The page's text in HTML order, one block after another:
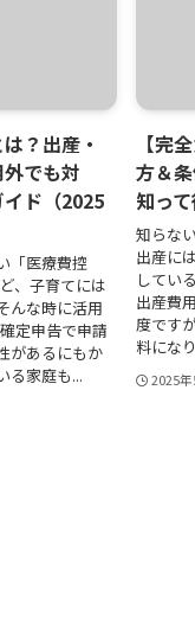
？出産・
でも対
ド（2025
「医療費控
、子育てには
んな時に活用
定申告で申請
があるにもか
る家庭も...
【完
方＆
知っ
知らな
出産に
してい
出産費
度です
料にな
2025